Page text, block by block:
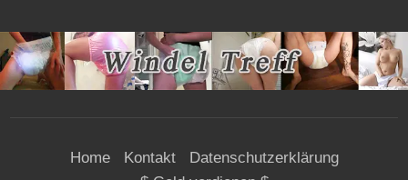
Home Kontakt
Datenschutzerklärung